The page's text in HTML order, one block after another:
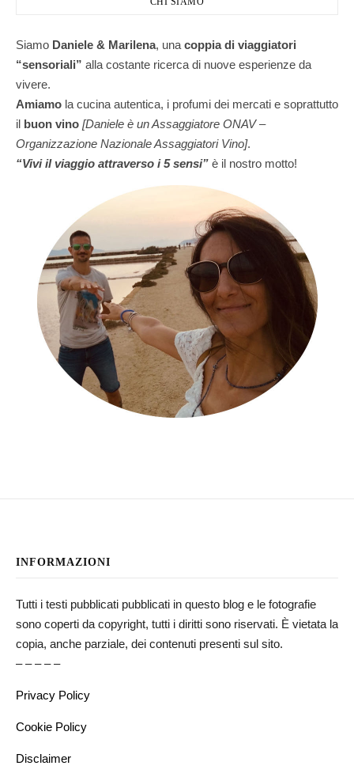
Siamo Daniele & Marilena, una coppia di viaggiatori
“sensoriali” alla costante ricerca di nuove esperienze da
vivere.
Amiamo la cucina autentica, i profumi dei mercati e soprattutto
il buon vino [Daniele è un Assaggiatore ONAV –
Organizzazione Nazionale Assaggiatori Vino].
“Vivi il viaggio attraverso i 5 sensi” è il nostro motto!
INFORMAZIONI
Tutti i testi pubblicati pubblicati in questo blog e le fotografie
sono coperti da copyright, tutti i diritti sono riservati. È vietata la
copia, anche parziale, dei contenuti presenti sul sito.
– – – – –
Privacy Policy
Cookie Policy
Disclaimer